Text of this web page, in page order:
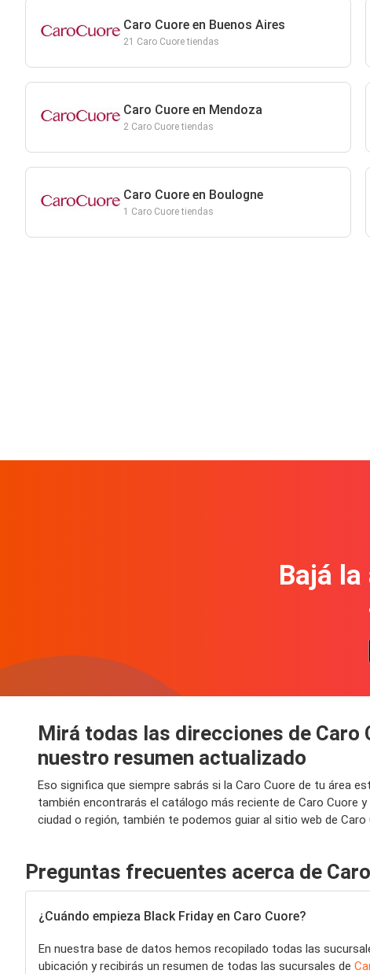
Caro Cuore en Buenos Aires
21 Caro Cuore tiendas
Caro Cuore en Mendoza
2 Caro Cuore tiendas
Caro Cuore en Boulogne
1 Caro Cuore tiendas
Bajá
Mirá todas las direcciones de Caro
nuestro resumen actualizado
Eso significa que siempre sabrás si la Caro Cuore de tu área
también encontrarás el catálogo más reciente de Caro Cuore
ciudad o región, también te podemos guiar al sitio web de Caro
Preguntas frecuentes acerca de
¿Cuándo empieza Black Friday en Caro Cuore?
En nuestra base de datos hemos recopilado todas las
ubicación y recibirás un resumen de todas las sucursales de